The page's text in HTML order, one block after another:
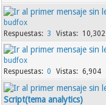
budfox
3
10,302
budfox
0
6,904
Script(tema analytics)